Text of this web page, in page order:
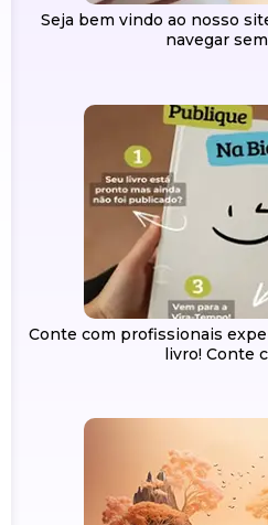
Seja bem vindo ao nosso
navegar
Conte com profissionais
livro! Conte